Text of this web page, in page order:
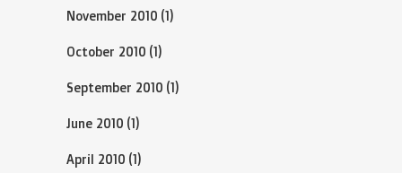
November 2010 (1)
October 2010 (1)
September 2010 (1)
June 2010 (1)
April 2010 (1)